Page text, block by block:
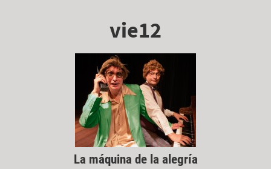
vie12
La máquina de la alegría